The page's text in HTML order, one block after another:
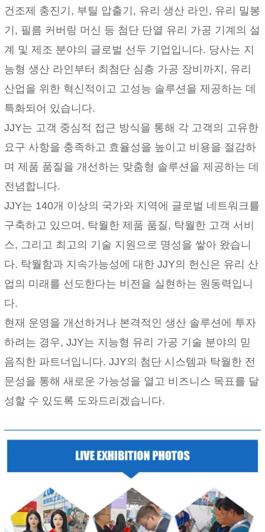
건조제 충진기, 부틸 압출기, 유리 생산 라인, 유리 밀봉
기, 필름 커버링 머신 등 첨단 단열 유리 가공 기계의 설
계 및 제조 분야의 글로벌 선두 기업입니다. 당사는 지
능형 생산 라인부터 최첨단 심층 가공 장비까지, 유리
산업을 위한 혁신적이고 고성능 솔루션을 제공하는 데
특화되어 있습니다.
JJY는 고객 중심적 접근 방식을 통해 각 고객의 고유한
요구 사항을 충족하고 효율성을 높이고 비용을 절감하
며 제품 품질을 개선하는 맞춤형 솔루션을 제공하는 데
전념합니다.
JJY는 140개 이상의 국가와 지역에 글로벌 네트워크를
구축하고 있으며, 탁월한 제품 품질, 탁월한 고객 서비
스, 그리고 최고의 기술 지원으로 명성을 쌓아 왔습니
다. 탁월함과 지속가능성에 대한 JJY의 헌신은 유리 산
업의 미래를 선도한다는 비전을 실현하는 원동력입니
다.
현재 운영을 개선하거나 본격적인 생산 솔루션에 투자
하려는 경우, JJY는 지능형 유리 가공 기술 분야의 믿
음직한 파트너입니다. JJY의 첨단 시스템과 탁월한 전
문성을 통해 새로운 가능성을 열고 비즈니스 목표를 달
성할 수 있도록 도와드리겠습니다.